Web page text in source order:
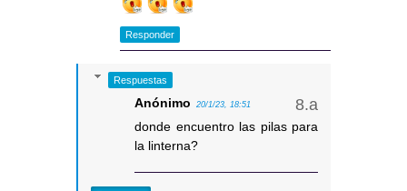
Responder
Respuestas
Anónimo 20/1/23, 18:51
donde encuentro las pilas para
la linterna?